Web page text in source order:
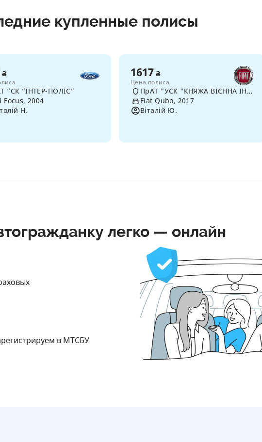
купленные полисы
₴
“СК “ІНТЕР-ПОЛІС”
Focus, 2004
Н.
1617 ₴
Цена полиса
ПрАТ "УСК "КНЯЖА ВІЄННА ІНШУРАНС ГРУП"
Fiat Qubo, 2017
Віталій Ю.
легко — онлайн
в МТСБУ